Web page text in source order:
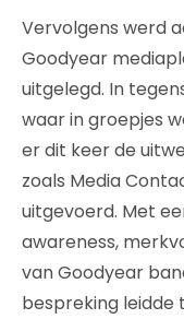
Vervolgens werd
Goodyear
uitgelegd. In
waar in groepjes
er dit keer de
zoals Media
uitgevoerd. Met
awareness,
van Goodyear
bespreking leidde